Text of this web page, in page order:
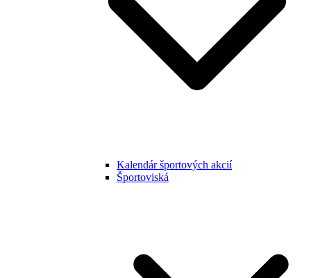
Kalendár športových akcií
Športoviská